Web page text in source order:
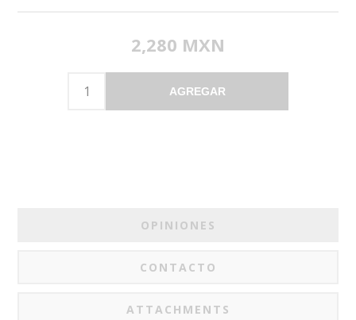
2,280 MXN
AGREGAR
OPINIONES
CONTACTO
ATTACHMENTS